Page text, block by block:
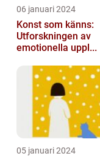
06 januari 2024
Konst som känns:
Utforskningen av
emotionella uppl...
05 januari 2024